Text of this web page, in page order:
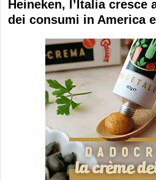
Heineken, l’Italia cresce
dei consumi in America